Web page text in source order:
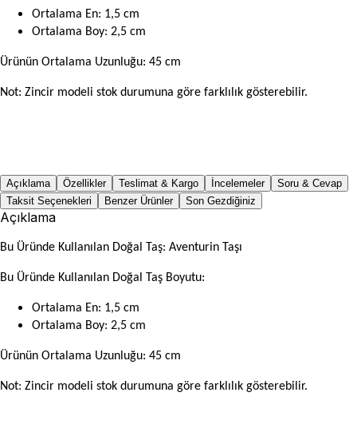
Ortalama En: 1,5 cm
Ortalama Boy: 2,5 cm
Ürünün Ortalama Uzunluğu: 45 cm
Not: Zincir modeli stok durumuna göre farklılık gösterebilir.
Açıklama Özellikler Teslimat & Kargo İncelemeler
Soru & Cevap
Taksit Seçenekleri
Benzer Ürünler Son Gezdiğiniz
Açıklama
Bu Üründe Kullanılan Doğal Taş: Aventurin Taşı
Bu Üründe Kullanılan Doğal Taş Boyutu:
Ortalama En: 1,5 cm
Ortalama Boy: 2,5 cm
Ürünün Ortalama Uzunluğu: 45 cm
Not: Zincir modeli stok durumuna göre farklılık gösterebilir.